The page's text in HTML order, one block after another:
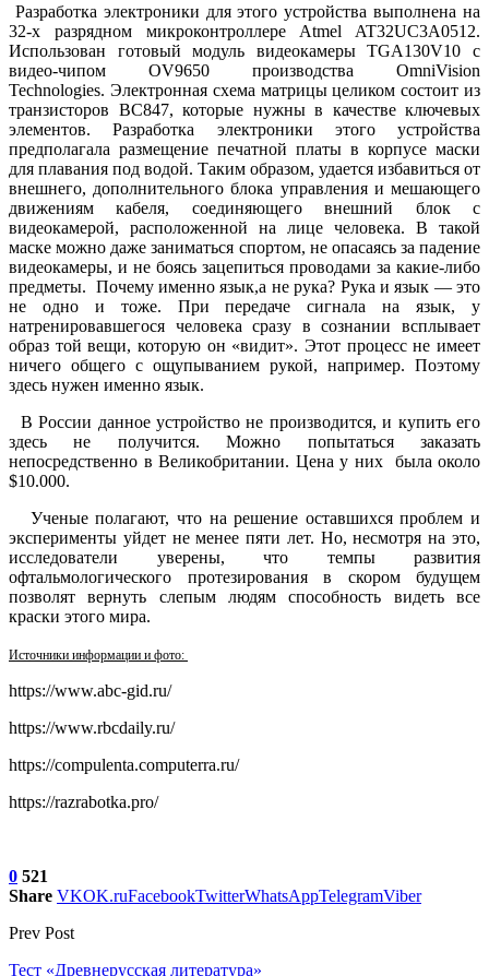
Разработка электроники для этого устройства выполнена на
32-х разрядном микроконтроллере Atmel AT32UC3A0512.
Использован готовый модуль видеокамеры TGA130V10 с
видео-чипом OV9650 производства OmniVision
Technologies. Электронная схема матрицы целиком состоит из
транзисторов BC847, которые нужны в качестве ключевых
элементов. Разработка электроники этого устройства
предполагала размещение печатной платы в корпусе маски
для плавания под водой. Таким образом, удается избавиться от
внешнего, дополнительного блока управления и мешающего
движениям кабеля, соединяющего внешний блок с
видеокамерой, расположенной на лице человека. В такой
маске можно даже заниматься спортом, не опасаясь за падение
видеокамеры, и не боясь зацепиться проводами за какие-либо
предметы. Почему именно язык,а не рука? Рука и язык — это
не одно и тоже. При передаче сигнала на язык, у
натренировавшегося человека сразу в сознании всплывает
образ той вещи, которую он «видит». Этот процесс не имеет
ничего общего с ощупыванием рукой, например. Поэтому
здесь нужен именно язык.
В России данное устройство не производится, и купить его
здесь не получится. Можно попытаться заказать
непосредственно в Великобритании. Цена у них была около
$10.000.
Ученые полагают, что на решение оставшихся проблем и
эксперименты уйдет не менее пяти лет. Но, несмотря на это,
исследователи уверены, что темпы развития
офтальмологического протезирования в скором будущем
позволят вернуть слепым людям способность видеть все
краски этого мира.
Источники информации и фото:
https://www.abc-gid.ru/
https://www.rbcdaily.ru/
https://compulenta.computerra.ru/
https://razrabotka.pro/
0 521
Share VKOK.ruFacebookTwitterWhatsAppTelegramViber
Prev Post
Тест «Древнерусская литература»